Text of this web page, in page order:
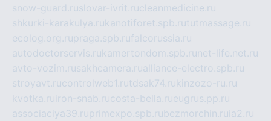
snow-guard.ruslovar-ivrit.rucleanmedicine.ru
shkurki-karakulya.rukanotiforet.spb.rututmassage.ru
ecolog.org.rupraga.spb.rufalcorussia.ru
autodoctorservis.rukamertondom.spb.ru net-life.net.ru
avto-vozim.rusakhcamera.rualliance-electro.spb.ru
stroyavt.rucontrolweb1.rutdsak74.rukinzozo-ru.ru
kvotka.ru iron-snab.rucosta-bella.rueugrus.pp.ru
associaciya39.ruprimexpo.spb.rubezmorchin.ru ia2.ru